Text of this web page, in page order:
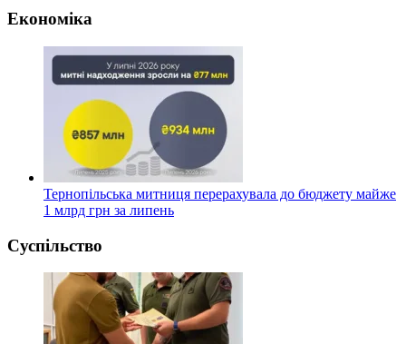
Економіка
Тернопільська митниця перерахувала до бюджету майже
1 млрд грн за липень
Суспільство